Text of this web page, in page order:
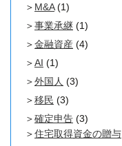
M&A(1)
事業承継 (1)
金融資産 (4)
AI (1)
外国人 (3)
移民 (3)
確定申告 (3)
住宅取得資金の贈与